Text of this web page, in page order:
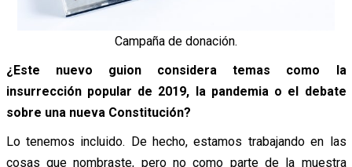
Campaña de donación.
¿Este nuevo guion considera temas como la
insurrección popular de 2019, la pandemia o el debate
sobre una nueva Constitución?
Lo tenemos incluido. De hecho, estamos trabajando en las
cosas que nombraste, pero no como parte de la muestra